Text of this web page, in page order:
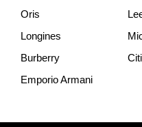
Oris
Longines
Burberry
Emporio Armani